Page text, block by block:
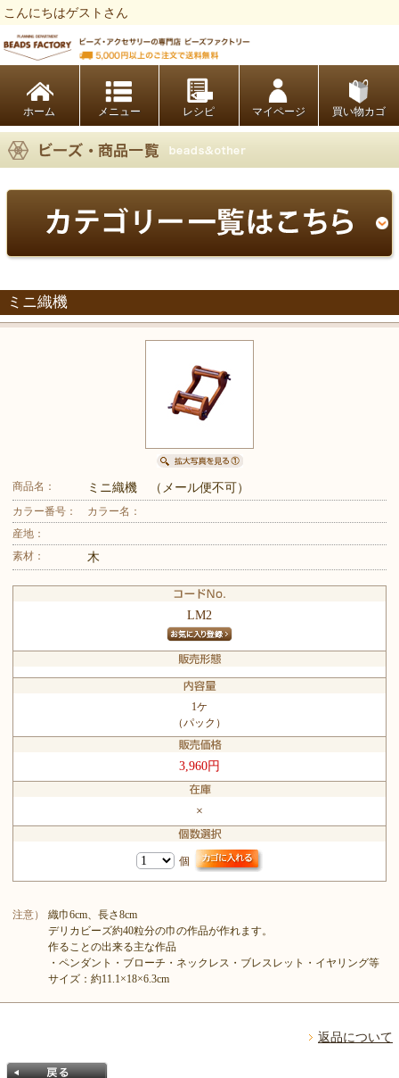
こんにちはゲストさん
ホーム レシピ マイページ 買い物カゴ
ミニ織機
商品名： ミニ織機 （メール便不可）
カラー番号：
カラー名：
産地：
素材：
木
LM2
1ケ
（パック）
3,960円
×
個
注意）
織巾6cm、長さ8cm
デリカビーズ約40粒分の巾の作品が作れます。
作ることの出来る主な作品
・ペンダント・ブローチ・ネックレス・ブレスレット・イヤリング等
サイズ：約11.1×18×6.3cm
返品について